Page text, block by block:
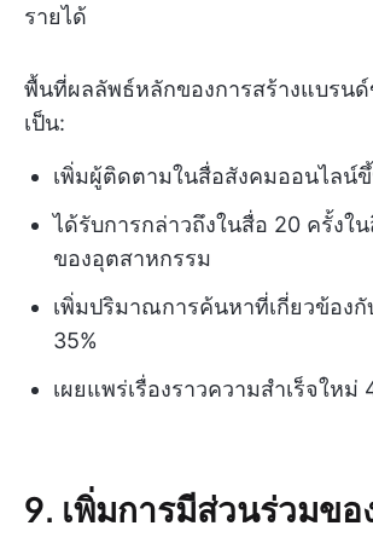
รายได้
พื้นที่ผลลัพธ์หลักของการสร้างแบรน
เป็น:
เพิ่มผู้ติดตามในสื่อสังคมออนไลน์
ได้รับการกล่าวถึงในสื่อ 20 ครั้งใ
ของอุตสาหกรรม
เพิ่มปริมาณการค้นหาที่เกี่ยวข้อง
35%
เผยแพร่เรื่องราวความสำเร็จใหม่
9. เพิ่มการมีส่วนร่วมข